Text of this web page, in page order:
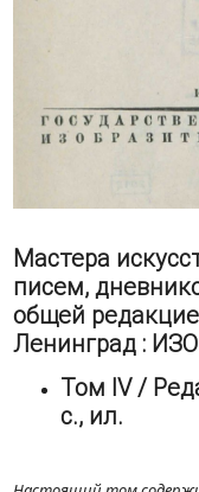
Мастера
писем,
общей
Ленинград :
Том IV /
с., ил.